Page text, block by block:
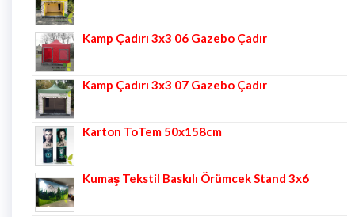
Kamp Çadırı 3x3 06 Gazebo Çadır
Kamp Çadırı 3x3 07 Gazebo Çadır
Karton ToTem 50x158cm
Kumaş Tekstil Baskılı Örümcek Stand 3x6